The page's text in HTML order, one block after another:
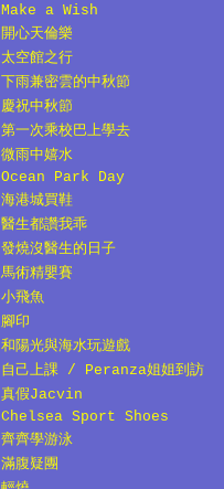
Make a Wish
開心天倫樂
太空館之行
下雨兼密雲的中秋節
慶祝中秋節
第一次乘校巴上學去
微雨中嬉水
Ocean Park Day
海港城買鞋
醫生都讚我乖
發燒沒醫生的日子
馬術精嬰賽
小飛魚
腳印
和陽光與海水玩遊戲
自己上課 / Peranza姐姐到訪
真假Jacvin
Chelsea Sport Shoes
齊齊學游泳
滿腹疑團